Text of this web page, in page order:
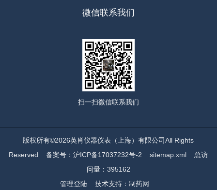
微信联系我们
扫一扫微信联系我们
版权所有©2026英肖仪器仪表（上海）有限公司All Rights
Reserved备案号：沪ICP备17037232号-2 sitemap.xml 总访
问量：395162
管理登陆技术支持： 制药网